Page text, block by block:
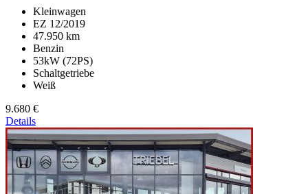
Kleinwagen
EZ 12/2019
47.950 km
Benzin
53kW (72PS)
Schaltgetriebe
Weiß
9.680 €
Details